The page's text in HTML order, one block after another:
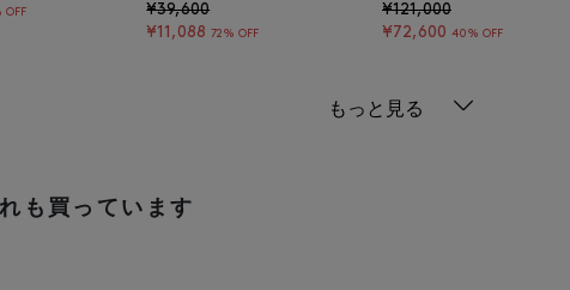
OFF
¥39,600
¥11,088 72% OFF
¥121,000
¥72,600 40% OFF
もっと見る
も買っています